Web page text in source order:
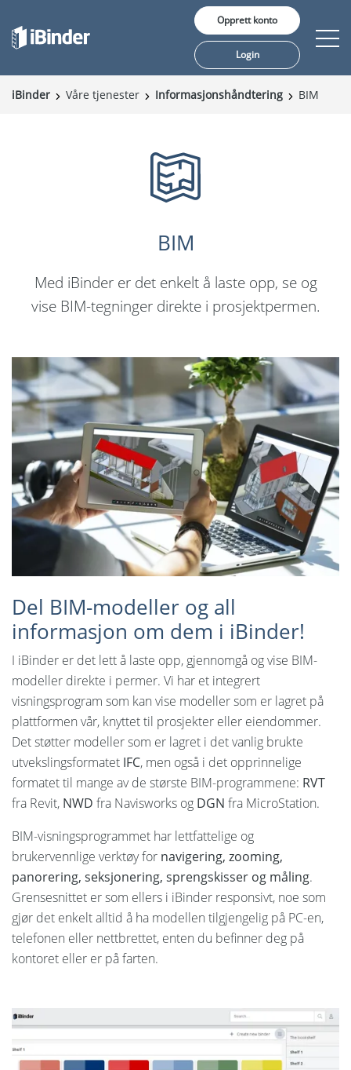
Språk:
English
Svenska
Dansk
Nederlands
Polski
Slovenčina
United States
Spansk
Suomi
Opprett konto
Login
iBinder Våre tjenester Informasjonshåndtering BIM
BIM
Med iBinder er det enkelt å laste opp, se og
vise BIM-tegninger direkte i prosjektpermen.
Del BIM-modeller og all
informasjon om dem i iBinder!
I iBinder er det lett å laste opp, gjennomgå og vise BIM-
modeller direkte i permer. Vi har et integrert
visningsprogram som kan vise modeller som er lagret på
plattformen vår, knyttet til prosjekter eller eiendommer.
Det støtter modeller som er lagret i det vanlig brukte
utvekslingsformatet IFC, men også i det opprinnelige
formatet til mange av de største BIM-programmene: RVT
fra Revit, NWD fra Navisworks og DGN fra MicroStation.
BIM-visningsprogrammet har lettfattelige og
brukervennlige verktøy for navigering, zooming,
panorering, seksjonering, sprengskisser og måling.
Grensesnittet er som ellers i iBinder responsivt, noe som
gjør det enkelt alltid å ha modellen tilgjengelig på PC-en,
telefonen eller nettbrettet, enten du befinner deg på
kontoret eller er på farten.